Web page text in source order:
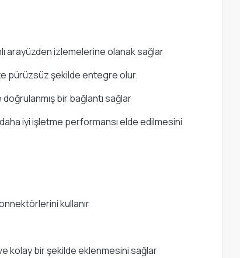
arayüzden izlemelerine olanak sağlar
pürüzsüz şekilde entegre olur.
bir bağlantı sağlar
iyi işletme performansı elde edilmesini
kullanır
kolay bir şekilde eklenmesini sağlar